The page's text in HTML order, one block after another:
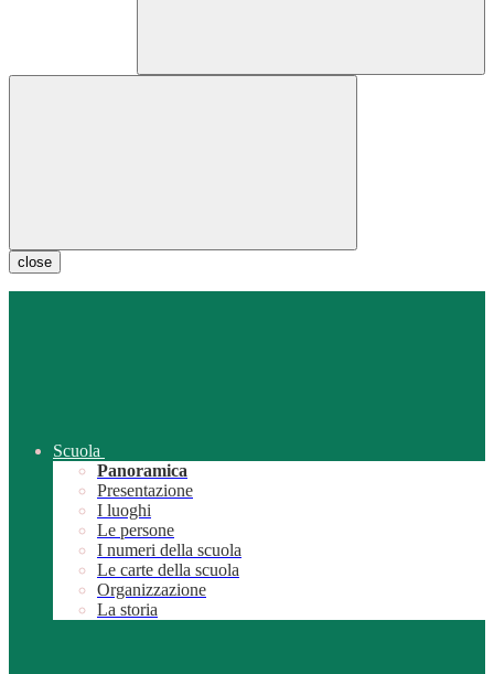
close
Scuola
Panoramica
Presentazione
I luoghi
Le persone
I numeri della scuola
Le carte della scuola
Organizzazione
La storia